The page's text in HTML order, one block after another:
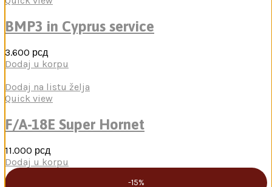
BMP3 in Cyprus service
3.600 рсд
Dodaj u korpu
Dodaj na listu želja
Quick view
F/A-18E Super Hornet
11.000 рсд
Dodaj u korpu
-15%